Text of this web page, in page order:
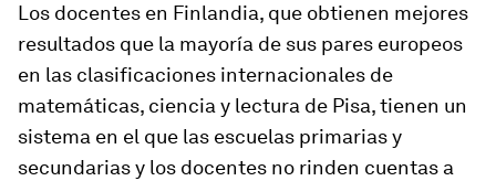
Los docentes en Finlandia, que obtienen mejores
resultados que la mayoría de sus pares europeos
en las clasificaciones internacionales de
matemáticas, ciencia y lectura de Pisa, tienen un
sistema en el que las escuelas primarias y
secundarias y los docentes no rinden cuentas a